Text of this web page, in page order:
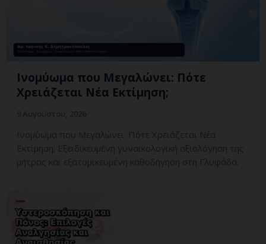
Ινομύωμα που Μεγαλώνει: Πότε
Χρειάζεται Νέα Εκτίμηση;
Ινομύωμα που Μεγαλώνει: Πότε Χρειάζεται Νέα
Εκτίμηση; Εξειδικευμένη γυναικολογική αξιολόγηση της
μήτρας και εξατομικευμένη καθοδήγηση στη Γλυφάδα.